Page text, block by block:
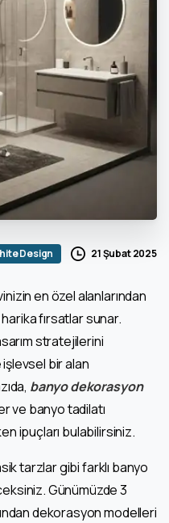
Design 21 Şubat 2025
en özel alanlarından
fırsatlar sunar.
stratejilerini
bir alan
banyo dekorasyon
ve banyo tadilatı
ipuçları bulabilirsiniz.
tarzlar gibi farklı banyo
Günümüzde 3
dekorasyon modelleri